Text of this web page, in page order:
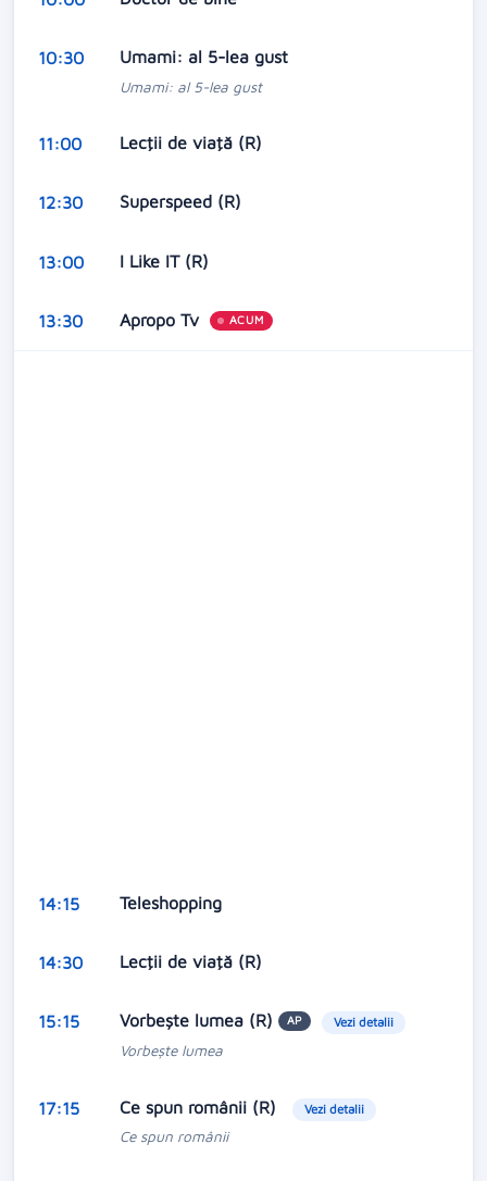
10:30 Umami: al 5-lea gust
Umami: al 5-lea gust
11:00 Lecţii de viaţă (R)
12:30 Superspeed (R)
13:00 I Like IT (R)
13:30 Apropo Tv ACUM
14:15 Teleshopping
14:30 Lecţii de viaţă (R)
15:15 Vorbeşte lumea (R) AP Vezi detalii
Vorbeşte lumea
17:15 Ce spun românii (R) Vezi detalii
Ce spun românii